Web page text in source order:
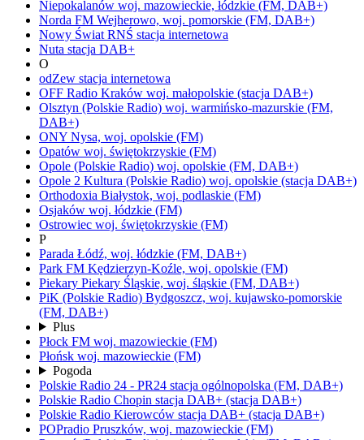
Niepokalanów woj. mazowieckie, łódzkie (FM, DAB+)
Norda FM Wejherowo, woj. pomorskie (FM, DAB+)
Nowy Świat RNŚ stacja internetowa
Nuta stacja DAB+
O
odZew stacja internetowa
OFF Radio Kraków woj. małopolskie (stacja DAB+)
Olsztyn (Polskie Radio) woj. warmińsko-mazurskie (FM,
DAB+)
ONY Nysa, woj. opolskie (FM)
Opatów woj. świętokrzyskie (FM)
Opole (Polskie Radio) woj. opolskie (FM, DAB+)
Opole 2 Kultura (Polskie Radio) woj. opolskie (stacja DAB+)
Orthodoxia Białystok, woj. podlaskie (FM)
Osjaków woj. łódzkie (FM)
Ostrowiec woj. świętokrzyskie (FM)
P
Parada Łódź, woj. łódzkie (FM, DAB+)
Park FM Kędzierzyn-Koźle, woj. opolskie (FM)
Piekary Piekary Śląskie, woj. śląskie (FM, DAB+)
PiK (Polskie Radio) Bydgoszcz, woj. kujawsko-pomorskie
(FM, DAB+)
Plus
Płock FM woj. mazowieckie (FM)
Płońsk woj. mazowieckie (FM)
Pogoda
Polskie Radio 24 - PR24 stacja ogólnopolska (FM, DAB+)
Polskie Radio Chopin stacja DAB+ (stacja DAB+)
Polskie Radio Kierowców stacja DAB+ (stacja DAB+)
POPradio Pruszków, woj. mazowieckie (FM)